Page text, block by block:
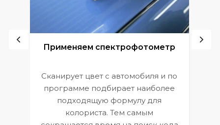
Применяем спектрофотометр
Сканирует цвет с автомобиля и по
программе подбирает наиболее
подходящую формулу для
колориста. Тем самым